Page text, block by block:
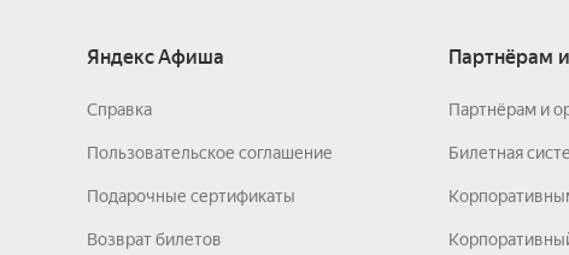
Яндекс Афиша
Справка
Пользовательское соглашение
Подарочные сертификаты
Возврат билетов
Партнёрам
Партнёрам и
Билетная